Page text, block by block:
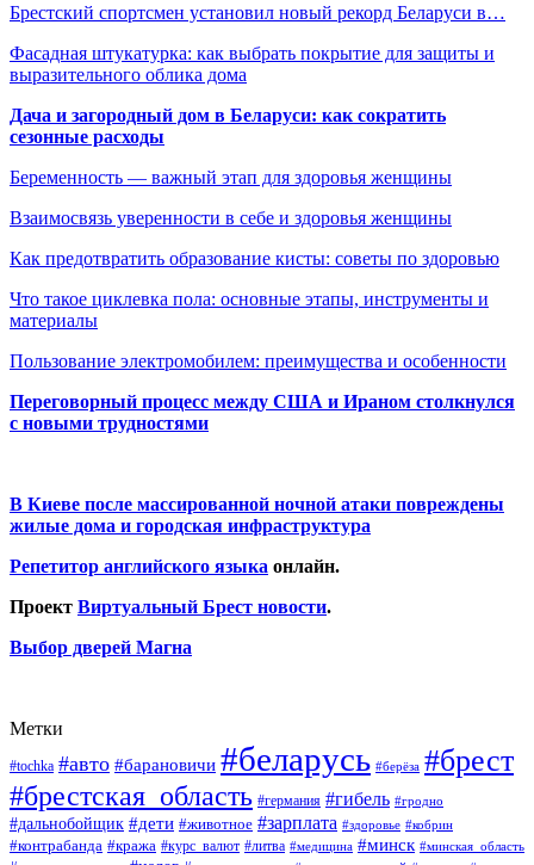
Брестский спортсмен установил новый рекорд Беларуси в…
Фасадная штукатурка: как выбрать покрытие для защиты и
выразительного облика дома
Дача и загородный дом в Беларуси: как сократить
сезонные расходы
Беременность — важный этап для здоровья женщины
Взаимосвязь уверенности в себе и здоровья женщины
Как предотвратить образование кисты: советы по здоровью
Что такое циклевка пола: основные этапы, инструменты и
материалы
Пользование электромобилем: преимущества и особенности
Переговорный процесс между США и Ираном столкнулся
с новыми трудностями
В Киеве после массированной ночной атаки повреждены
жилые дома и городская инфраструктура
Репетитор английского языка онлайн.
Проект Виртуальный Брест новости.
Выбор дверей Магна
Метки
#tochka #авто #барановичи #беларусь #берёза #брест
#брестская_область #германия #гибель #гродно
#дальнобойщик #дети #животное #зарплата #здоровье #кобрин
#контрабанда #кража #курс_валют #литва #медицина #минск #минская_область